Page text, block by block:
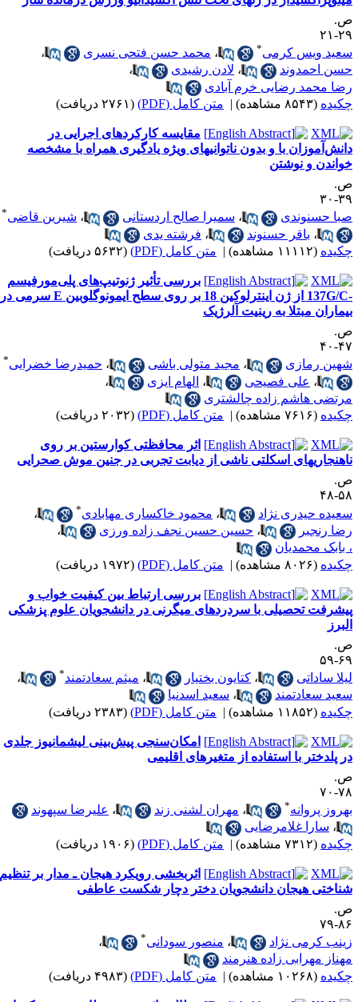
۲۱
ویس کرمی
،محمد حسن فتحی نسری
،
احمدوند
،لادن رشیدی
،
محمد رضایی خرم آبادی
(۸۵۴۳ مشاهده) | متن کامل (PDF) (۲۷۶۱ دریافت)
مقایسه کارکردهای اجرایی در
با و بدون ناتوانیهای ویژه یادگیری همراه با مشخصه
و نوشتن
۳۰
حسنوندی
،سمیرا صالح اردستانی ،شیرین قاضی
،باقر حسنوند ،فرشته یدی
(۱۱۱۱۲ مشاهده) | متن کامل (PDF) (۵۶۳۲ دریافت)
بررسی تأثیر ژنوتیپ‌های پلی‌مورفیسم
-137G/C از ژن اینترلوکین 18 بر روی سطح ایمونوگلوبین E سرمی در
مبتلا به رینیت آلرژیک
۴۰
رمازی
،مجید متولی باشی ،حمیدرضا خضرایی
،علی فصیحی ،الهام ایزی
،
هاشم زاده چالشتری
(۷۶۱۶ مشاهده) | متن کامل (PDF) (۲۰۳۲ دریافت)
اثر محافظتی کوارستین بر روی
اسکلتی ناشی از دیابت تجربی در جنین موش صحرایی
۴۸
حیدری نژاد
،محمود خاکساری مهابادی
،
رنجبر
،حسین حسین نجف زاده ورزی
،
بابک محمدیان
(۸۰۲۶ مشاهده) | متن کامل (PDF) (۱۹۷۲ دریافت)
بررسی ارتباط بین کیفیت خواب و
تحصیلی با سردردهای میگرنی در دانشجویان علوم پزشکی
۵۹
ساداتی
،کتایون بختیار ،میثم سعادتمند*
،
سعادتمند
،سعید اسدنیا
(۱۱۸۵۲ مشاهده) | متن کامل (PDF) (۲۳۸۳ دریافت)
امکان‌سنجی پیش‌بینی لیشمانیوز جلدی
پلدختر با استفاده از متغیرهای اقلیمی
۷۰
پروانه * ،مهران لشنی زند ،علیرضا سپهوند
،سارا غلامرضایی
(۷۳۱۲ مشاهده) | متن کامل (PDF) (۱۹۰۶ دریافت)
اثربخشی رویکرد هیجان ـ مدار بر تنظیم
هیجان دانشجویان دختر دچار شکست عاطفی
۷۹
کرمی نژاد
،منصور سودانی
،
مهرابی زاده هنرمند
(۱۰۲۶۸ مشاهده) | متن کامل (PDF) (۴۹۸۳ دریافت)